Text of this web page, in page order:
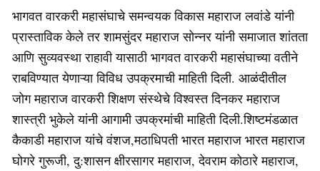
भागवत वारकरी महासंघाचे समन्वयक विकास महाराज लवांडे यांनी
प्रास्ताविक केले तर शामसुंदर महाराज सोन्नर यांनी समाजात शांतता
आणि सुव्यवस्था राहावी यासाठी भागवत वारकरी महासंघाच्या वतीने
राबविण्यात येणाऱ्या विविध उपक्रमाची माहिती दिली. आळंदीतील
जोग महाराज वारकरी शिक्षण संस्थेचे विश्वस्त दिनकर महाराज
शास्त्री भुकेले यांनी आगामी उपक्रमांची माहिती दिली.शिष्टमंडळात
कैकाडी महाराज यांचे वंशज,मठाधिपती भारत महाराज भारत महाराज
घोगरे गुरूजी, दु:शासन क्षीरसागर महाराज, देवराम कोठारे महाराज,